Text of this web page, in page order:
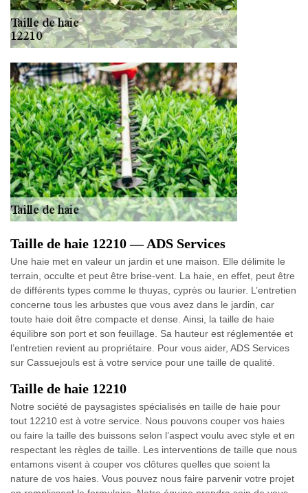
Taille de haie 12210 — ADS Services
Une haie met en valeur un jardin et une maison. Elle délimite le
terrain, occulte et peut être brise-vent. La haie, en effet, peut être
de différents types comme le thuyas, cyprès ou laurier. L’entretien
concerne tous les arbustes que vous avez dans le jardin, car
toute haie doit être compacte et dense. Ainsi, la taille de haie
équilibre son port et son feuillage. Sa hauteur est réglementée et
l’entretien revient au propriétaire. Pour vous aider, ADS Services
sur Cassuejouls est à votre service pour une taille de qualité.
Taille de haie 12210
Notre société de paysagistes spécialisés en taille de haie pour
tout 12210 est à votre service. Nous pouvons couper vos haies
ou faire la taille des buissons selon l’aspect voulu avec style et en
respectant les règles de taille. Les interventions de taille que nous
entamons visent à couper vos clôtures quelles que soient la
nature de vos haies. Vous pouvez nous faire parvenir votre projet